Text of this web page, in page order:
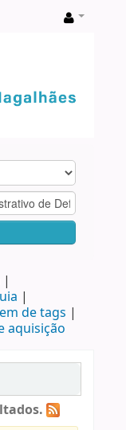
de tags
aquisição